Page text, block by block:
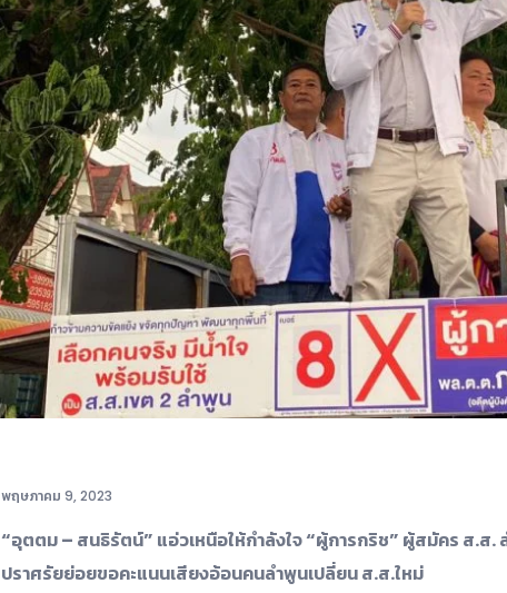
พฤษภาคม 9, 2023
“อุตตม – สนธิรัตน์” แอ่วเหนือให้กำลังใจ “ผู้การกริช” ผู้สมัคร ส.ส.
ปราศรัยย่อยขอคะแนนเสียงอ้อนคนลำพูนเปลี่ยน ส.ส.ใหม่